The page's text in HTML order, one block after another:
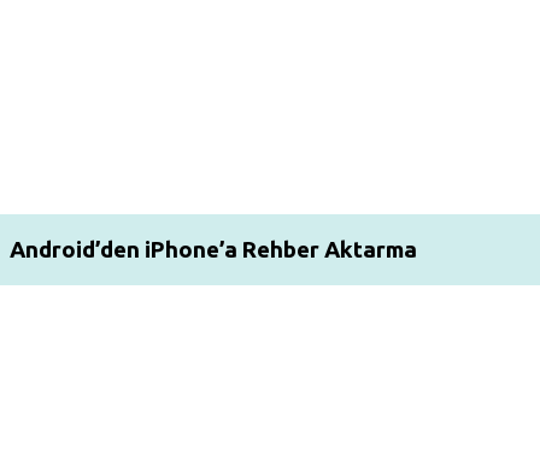
Android’den iPhone’a Rehber Aktarma